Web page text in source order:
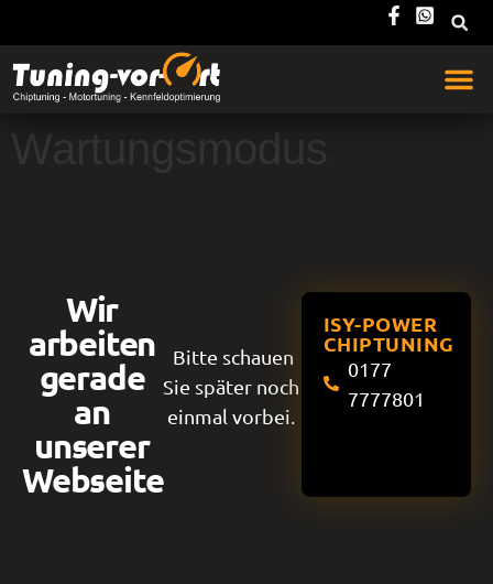
Wartungsmodus
Wir
arbeiten
gerade
an
unserer
Webseite
Bitte schauen
Sie später noch
einmal vorbei.
ISY-POWER
CHIPTUNING
0177
7777801